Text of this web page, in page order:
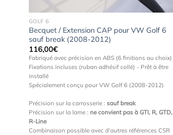
GOLF 6
Becquet / Extension CAP pour VW Golf 6
sauf break (2008-2012)
116,00€
Fabriqué avec précision en ABS (6 finitions au choix)
Fixations incluses (ruban adhésif collé) - Prêt à être
installé
Spécialement conçu pour VW Golf 6 (2008-2012)
Précision sur la carrosserie : sauf break
Précision sur la lame : ne convient pas à GTI, R, GTD,
R-Line
Combinaison possible avec d'autres références CSR